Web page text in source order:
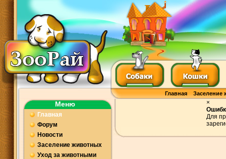
Главная Заселение
Меню
Главная
Форум
Новости
Заселение животных
Уход за животными
×
Для